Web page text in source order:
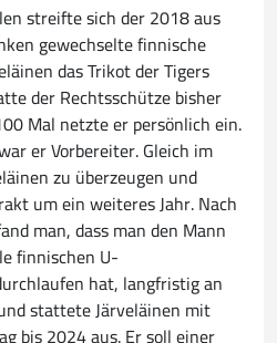
streifte sich der 2018 aus
gewechselte finnische
das Trikot der Tigers
der Rechtsschütze bisher
Mal netzte er persönlich ein.
er Vorbereiter. Gleich im
zu überzeugen und
um ein weiteres Jahr. Nach
man, dass man den Mann
finnischen U-
hat, langfristig an
stattete Järveläinen mit